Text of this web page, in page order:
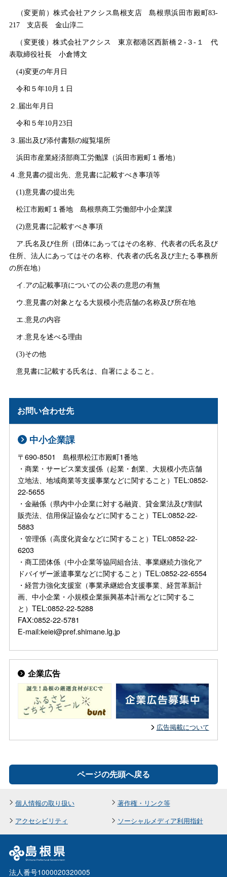
（変更前）株式会社アクシス島根支 店島根県浜田市殿町83-
21 7 支店長 金山淳二
（変更後）株式会社アクシ ス東京都港区西新橋２‐３‐ １代
表取締役社長 小倉博文
(4)変更の年月日
令和５年10月１日
２.届出年月日
令和５年10月23日
３.届出及び添付書類の縦覧場所
浜田市産業経済部商工労働課（浜田市殿町１番地）
４.意見書の提出先、意見書に記載すべき事項等
(1)意見書の提出先
松江市殿町１番地 島根県商工労働部中小企業課
(2)意見書に記載すべき事項
ア.氏名及び住所（団体にあってはその名称、代表者の氏名及び
住所、法人にあってはその名称、代表者の氏名及び主たる事務所
の所在地）
イ.アの記載事項についての公表の意思の有無
ウ.意見書の対象となる大規模小売店舗の名称及び所在地
エ.意見の内容
オ.意見を述べる理由
(3)その他
意見書に記載する氏名は、自署によること。
お問い合わせ先
中小企業課
〒690-8501 島根県松江市殿町1番地
・商業・サービス業支援係（起業・創業、大規模小売店舗
立地法、地域商業等支援事業などに関すること）TEL:0852-
22-5655
・金融係（県内中小企業に対する融資、貸金業法及び割賦
販売法、信用保証協会などに関すること）TEL:0852-22-
5883
・管理係（高度化資金などに関すること）TEL:0852-22-
6203
・商工団体係（中小企業等協同組合法、事業継続力強化ア
ドバイザー派遣事業などに関すること）TEL:0852-22-6554
・経営力強化支援室（事業承継総合支援事業、経営革新計
画、中小企業・小規模企業振興基本計画などに関するこ
と）TEL:0852-22-5288
FAX:0852-22-5781
E-mail:keiei@pref.shimane.lg.jp
企業広告
広告掲載について
ページの先頭へ戻る
個人情報の取り扱い
著作権・リンク等
アクセシビリティ
ソーシャルメディア利用指針
法人番号1000020320005